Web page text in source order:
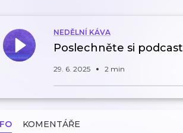
NEDĚLNÍ KÁVA
Poslechněte si podcast
29. 6. 2025 2 min
KOMENTÁŘE